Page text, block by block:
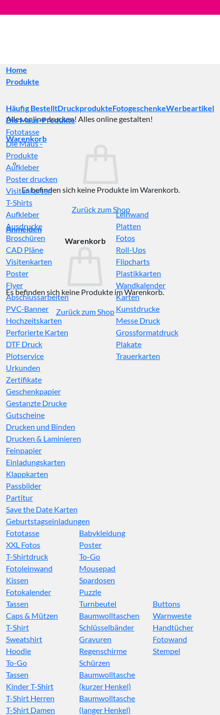
Inhalt
Alles online drucken! Alles online gestalten!
Warenkorb
Es befinden sich keine Produkte im Warenkorb.
Zurück zum Shop
Anmelden
Warenkorb
Es befinden sich keine Produkte im Warenkorb.
Zurück zum Shop
Home
Produkte
Häufig BestelltDruckprodukteFotogeschenkeWerbeartikel
Die Maus-Produkte
Fototasse
Die Maus -
Produkte
Aufkleber
Poster drucken
Visitenkarten
T-Shirts
Aufkleber
Ausdrucke
Broschüren
CAD Pläne
Visitenkarten
Poster
Flyer
Abschlussarbeiten
PVC-Banner
Hochzeitskarten
Perforierte Karten
DTF Druck
Plotservice
Leinwand
Platten
Fotos
Roll-Ups
Flipcharts
Plastikkarten
Wandkalender
Karten
Kunstdrucke
Messe Druck
Grossformatdruck
Plakate
Trauerkarten
Urkunden
Zertifikate
Geschenkpapier
Gestanzte Drucke
Gutscheine
Drucken und Binden
Drucken & Laminieren
Feinpapier
Einladungskarten
Klappkarten
Passbilder
Partitur
Save the Date Karten
Geburtstagseinladungen
Fototasse
XXL Fotos
T-Shirtdruck
Fotoleinwand
Kissen
Fotokalender
Babykleidung
Poster
To-Go
Mousepad
Spardosen
Puzzle
Tassen
Caps & Mützen
T-Shirt
Sweatshirt
Hoodie
To-Go
Turnbeutel
Baumwolltaschen
Schlüsselbänder
Gravuren
Regenschirme
Schürzen
Buttons
Warnweste
Handtücher
Fotowand
Stempel
Tassen
Kinder T-Shirt
T-Shirt Herren
T-Shirt Damen
Baumwolltasche
(kurzer Henkel)
Baumwolltasche
(langer Henkel)